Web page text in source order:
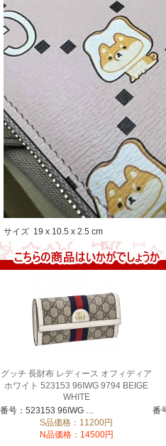
サイズ 19 x 10.5 x 2.5 cm
グッチ 長財布 レディース オフィディア
ホワイト 523153 96IWG 9794 BEIGE
WHITE
番号：523153 96IWG 9794
S品価格：11200円
N品価格：14500円